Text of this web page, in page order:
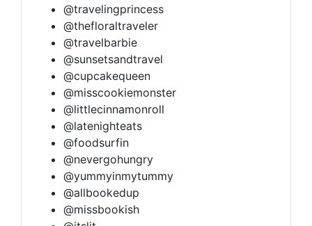
@travelingprincess
@thefloraltraveler
@travelbarbie
@sunsetsandtravel
@cupcakequeen
@misscookiemonster
@littlecinnamonroll
@latenighteats
@foodsurfin
@nevergohungry
@yummyinmytummy
@allbookedup
@missbookish